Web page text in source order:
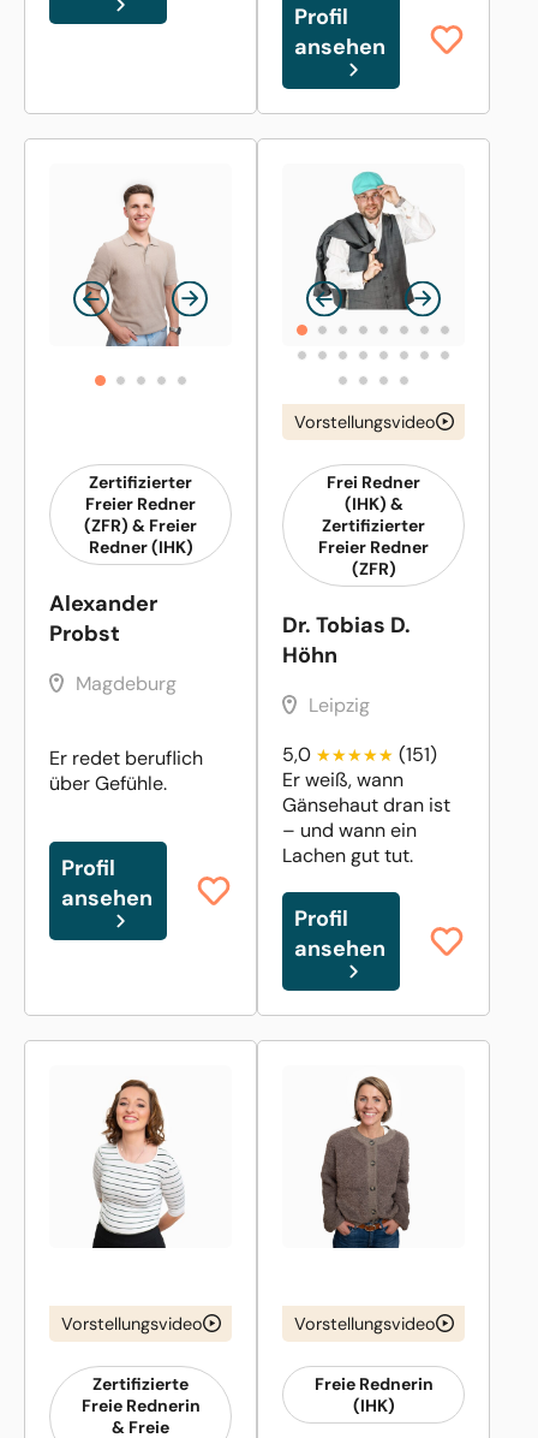
Profil
ansehen
Zertifizierter
Freier Redner
(ZFR) & Freier
Redner (IHK)
Alexander
Probst
Magdeburg
Er redet beruflich
über Gefühle.
Profil
ansehen
Vorstellungsvideo
Frei Redner
(IHK) &
Zertifizierter
Freier Redner
(ZFR)
Dr. Tobias D.
Höhn
Leipzig
5,0
(151)
Er weiß, wann
Gänsehaut dran ist
– und wann ein
Lachen gut tut.
Profil
ansehen
Vorstellungsvideo
Zertifizierte
Freie Rednerin
& Freie
Vorstellungsvideo
Freie Rednerin
(IHK)